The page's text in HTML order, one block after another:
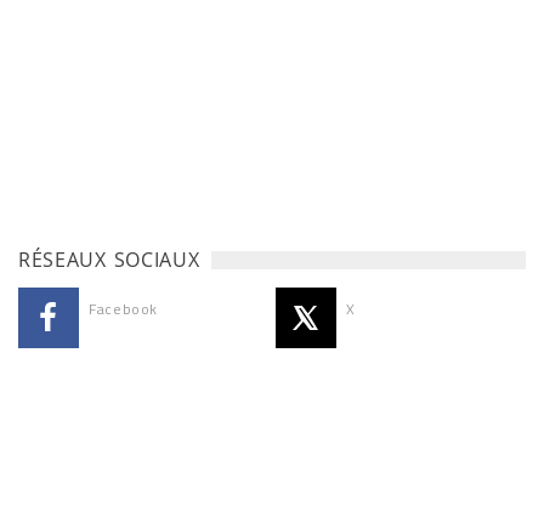
RÉSEAUX SOCIAUX
Facebook X